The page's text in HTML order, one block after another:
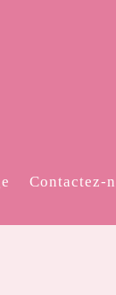
Contactez-